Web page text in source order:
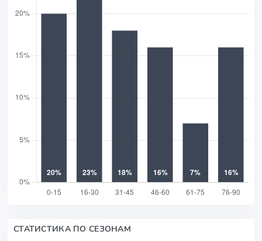
СТАТИСТИКА ПО СЕЗОНАМ